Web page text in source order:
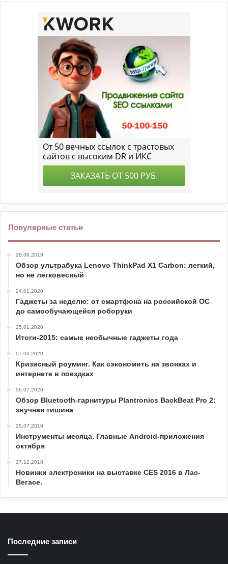
Популярные статьи
28.06.2019
Обзор ультрабука Lenovo ThinkPad X1 Carbon: легкий,
но не легковесный
24.01.2020
Гаджеты за неделю: от смартфона на российской ОС
до самообучающейся роборуки
25.01.2020
Итоги-2015: самые необычные гаджеты года
07.03.2020
Кризисный роуминг. Как сэкономить на звонках и
интернете в поездках
06.07.2020
Обзор Bluetooth-гарнитуры Plantronics BackBeat Pro 2:
звучная тишина
25.07.2019
Инструменты месяца. Главные Android-приложения
октября
27.12.2018
Новинки электроники на выставке CES 2016 в Лас-
Вегасе.
Последние записи